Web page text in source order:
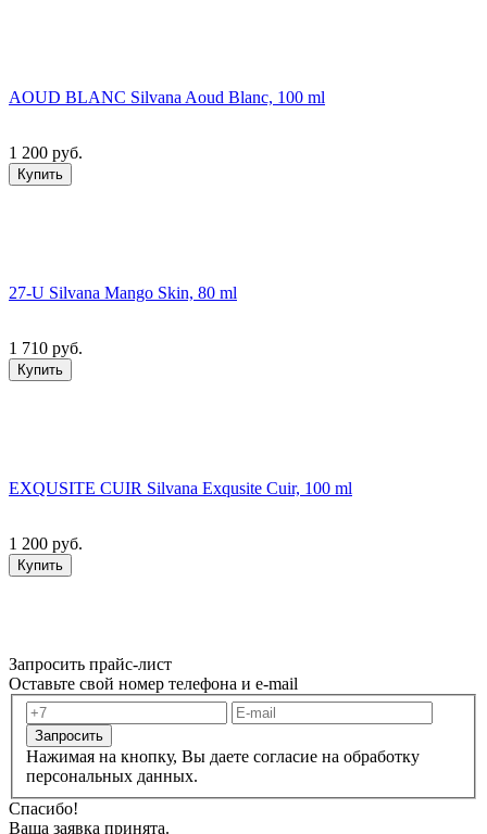
AOUD BLANC Silvana Aoud Blanc, 100 ml
1 200 руб.
Купить
27-U Silvana Mango Skin, 80 ml
1 710 руб.
Купить
EXQUSITE CUIR Silvana Exqusite Cuir, 100 ml
1 200 руб.
Купить
Запросить прайс-лист
Оставьте свой номер телефона и e-mail
Запросить
Нажимая на кнопку, Вы даете согласие на обработку
персональных данных.
Спасибо!
Ваша заявка принята.